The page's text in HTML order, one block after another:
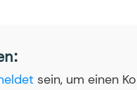
sein, um einen